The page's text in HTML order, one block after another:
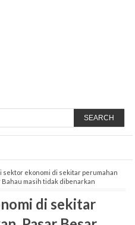
SEARCH
sektor ekonomi di sekitar perumahan
Bahau masih tidak dibenarkan
di sekitar